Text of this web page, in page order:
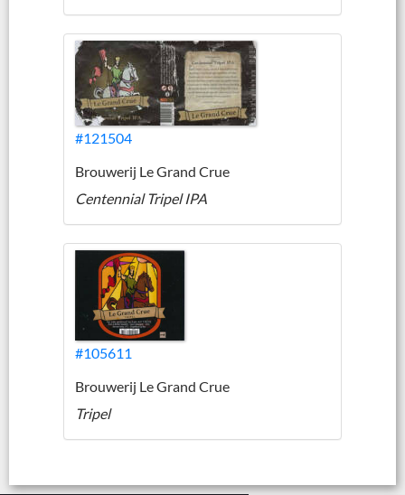
#121504
Brouwerij Le Grand Crue
Centennial Tripel IPA
#105611
Brouwerij Le Grand Crue
Tripel